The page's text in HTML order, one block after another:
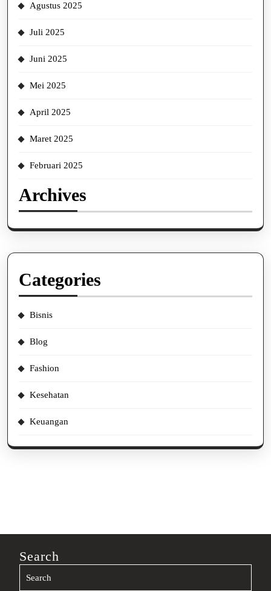
Agustus 2025
Juli 2025
Juni 2025
Mei 2025
April 2025
Maret 2025
Februari 2025
Archives
Categories
Bisnis
Blog
Fashion
Kesehatan
Keuangan
Search